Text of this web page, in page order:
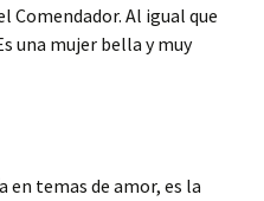
Comendador. Al igual que
una mujer bella y muy
en temas de amor, es la